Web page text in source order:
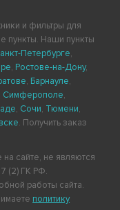
и фильтры для
пункты. Наши пункты
Петербурге,
, Ростове-на-Дону,
, Барнауле,
Симферополе,
, Сочи, Тюмени,
. Получить заказ
сайте, не являются
(2) ГК РФ.
работы сайта.
политику